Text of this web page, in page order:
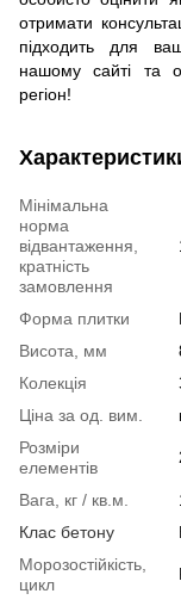
отримати
підходить для
нашому сайті та
регіон!
Мінімальна
норма
відвантаження,
кратність
замовлення
Форма плитки
Висота, мм
Колекція
Ціна за од. вим.
Розміри
елементів
Вага, кг / кв.м.
Клас бетону
Морозостійкість,
цикл